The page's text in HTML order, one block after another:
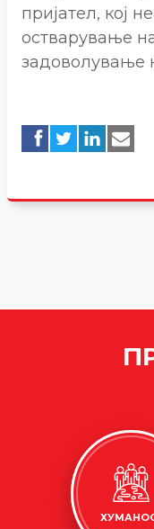
пријател, кој
остварување
задоволување